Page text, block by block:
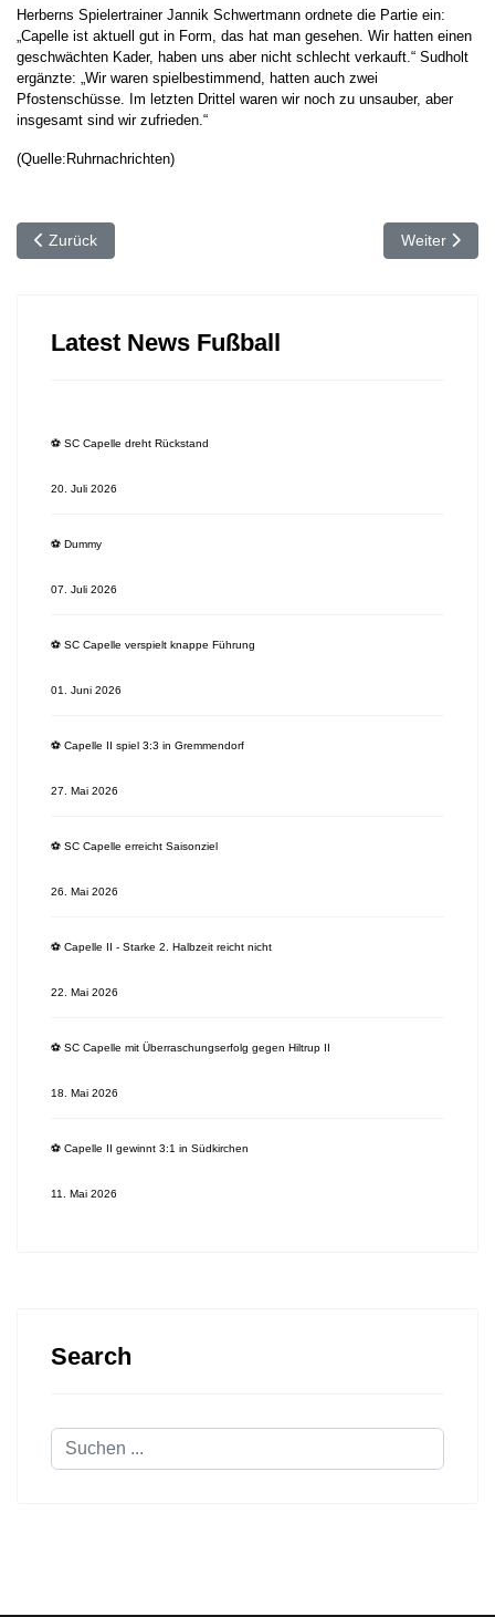
Herberns Spielertrainer Jannik Schwertmann ordnete die Partie ein:
„Capelle ist aktuell gut in Form, das hat man gesehen. Wir hatten einen
geschwächten Kader, haben uns aber nicht schlecht verkauft.“ Sudholt
ergänzte: „Wir waren spielbestimmend, hatten auch zwei
Pfostenschüsse. Im letzten Drittel waren wir noch zu unsauber, aber
insgesamt sind wir zufrieden.“
(Quelle:Ruhrnachrichten)
Vorheriger Beitrag: ⚽️ SC Capelle verliert erneut gegen
Zurück Nächster
Weiter
Latest News Fußball
⚽️ SC Capelle dreht Rückstand
20. Juli 2026
⚽️ Dummy
07. Juli 2026
⚽️ SC Capelle verspielt knappe Führung
01. Juni 2026
⚽️ Capelle II spiel 3:3 in Gremmendorf
27. Mai 2026
⚽️ SC Capelle erreicht Saisonziel
26. Mai 2026
⚽️ Capelle II - Starke 2. Halbzeit reicht nicht
22. Mai 2026
⚽️ SC Capelle mit Überraschungserfolg gegen Hiltrup II
18. Mai 2026
⚽️ Capelle II gewinnt 3:1 in Südkirchen
11. Mai 2026
Search
Suchen